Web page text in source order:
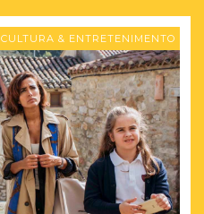
CULTURA & ENTRETENIMENTO